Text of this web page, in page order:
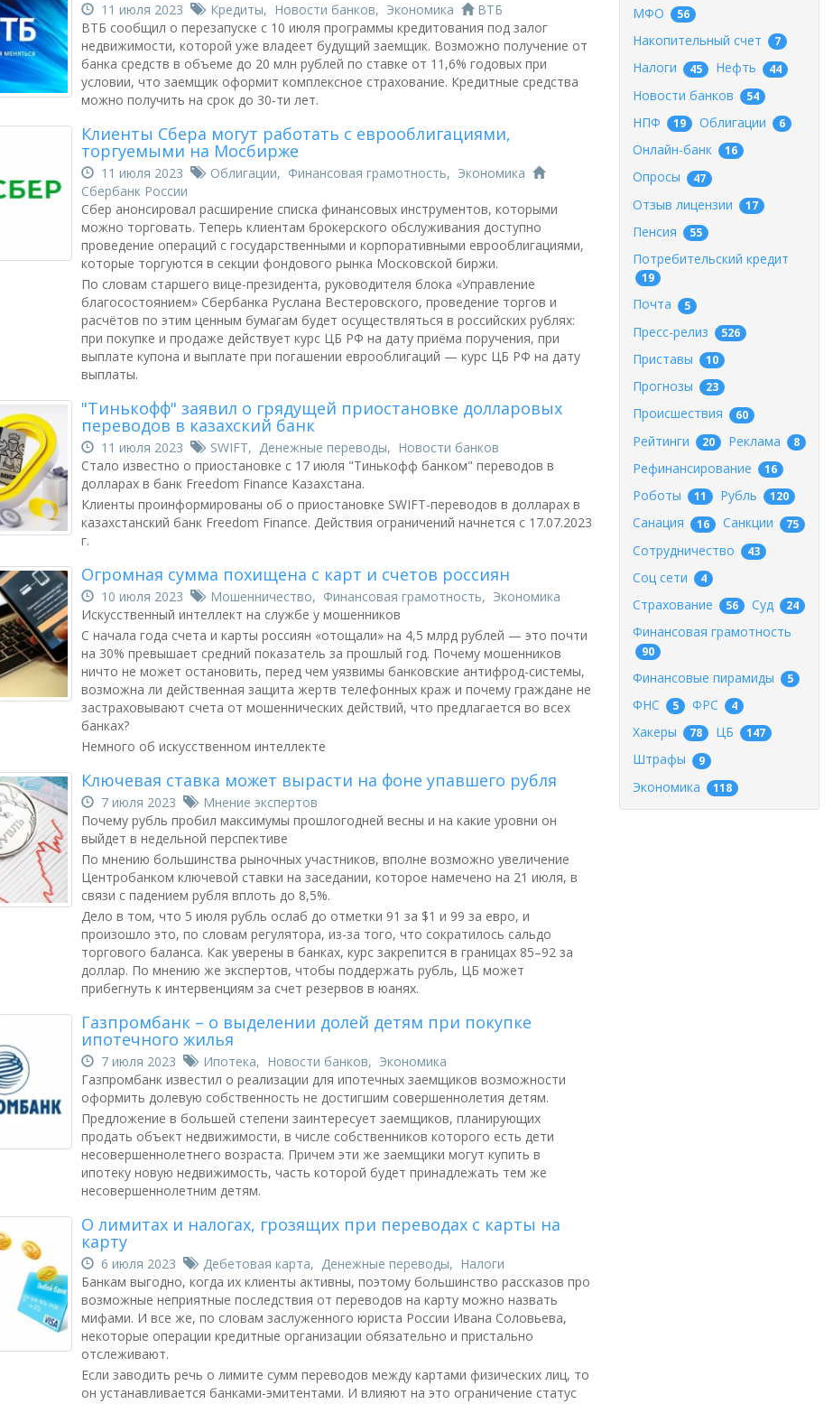
11 июля 2023 Кредиты, Новости банков, Экономика
ВТБ
ВТБ сообщил о перезапуске с 10 июля программы кредитования под залог
недвижимости, которой уже владеет будущий заемщик. Возможно получение от
банка средств в объеме до 20 млн рублей по ставке от 11,6% годовых при
условии, что заемщик оформит комплексное страхование. Кредитные средства
можно получить на срок до 30-ти лет.
Клиенты Сбера могут работать с еврооблигациями,
торгуемыми на Мосбирже
11 июля 2023 Облигации, Финансовая грамотность, Экономика
Сбербанк России
Сбер анонсировал расширение списка финансовых инструментов, которыми
можно торговать. Теперь клиентам брокерского обслуживания доступно
проведение операций с государственными и корпоративными еврооблигациями,
которые торгуются в секции фондового рынка Московской биржи.
По словам старшего вице-президента, руководителя блока «Управление
благосостоянием» Сбербанка Руслана Вестеровского, проведение торгов и
расчётов по этим ценным бумагам будет осуществляться в российских рублях:
при покупке и продаже действует курс ЦБ РФ на дату приёма поручения, при
выплате купона и выплате при погашении еврооблигаций — курс ЦБ РФ на дату
выплаты.
"Тинькофф" заявил о грядущей приостановке долларовых
переводов в казахский банк
11 июля 2023 SWIFT, Денежные переводы, Новости банков
Стало известно о приостановке с 17 июля "Тинькофф банком" переводов в
долларах в банк Freedom Finance Казахстана.
Клиенты проинформированы об о приостановке SWIFT-переводов в долларах в
казахстанский банк Freedom Finance. Действия ограничений начнется с 17.07.2023
г.
Огромная сумма похищена с карт и счетов россиян
10 июля 2023 Мошенничество, Финансовая грамотность, Экономика
Искусственный интеллект на службе у мошенников
С начала года счета и карты россиян «отощали» на 4,5 млрд рублей — это почти
на 30% превышает средний показатель за прошлый год. Почему мошенников
ничто не может остановить, перед чем уязвимы банковские антифрод-системы,
возможна ли действенная защита жертв телефонных краж и почему граждане не
застраховывают счета от мошеннических действий, что предлагается во всех
банках?
Немного об искусственном интеллекте
Ключевая ставка может вырасти на фоне упавшего рубля
7 июля 2023
Мнение экспертов
Почему рубль пробил максимумы прошлогодней весны и на какие уровни он
выйдет в недельной перспективе
По мнению большинства рыночных участников, вполне возможно увеличение
Центробанком ключевой ставки на заседании, которое намечено на 21 июля, в
связи с падением рубля вплоть до 8,5%.
Дело в том, что 5 июля рубль ослаб до отметки 91 за $1 и 99 за евро, и
произошло это, по словам регулятора, из-за того, что сократилось сальдо
торгового баланса. Как уверены в банках, курс закрепится в границах 85–92 за
доллар. По мнению же экспертов, чтобы поддержать рубль, ЦБ может
прибегнуть к интервенциям за счет резервов в юанях.
Газпромбанк – о выделении долей детям при покупке
ипотечного жилья
7 июля 2023 Ипотека, Новости банков, Экономика
Газпромбанк известил о реализации для ипотечных заемщиков возможности
оформить долевую собственность не достигшим совершеннолетия детям.
Предложение в большей степени заинтересует заемщиков, планирующих
продать объект недвижимости, в числе собственников которого есть дети
несовершеннолетнего возраста. Причем эти же заемщики могут купить в
ипотеку новую недвижимость, часть которой будет принадлежать тем же
несовершеннолетним детям.
О лимитах и налогах, грозящих при переводах с карты на
карту
6 июля 2023 Дебетовая карта, Денежные переводы, Налоги
Банкам выгодно, когда их клиенты активны, поэтому большинство рассказов про
возможные неприятные последствия от переводов на карту можно назвать
мифами. И все же, по словам заслуженного юриста России Ивана Соловьева,
некоторые операции кредитные организации обязательно и пристально
отслеживают.
Если заводить речь о лимите сумм переводов между картами физических лиц, то
он устанавливается банками-эмитентами. И влияют на это ограничение статус
МФО 56
Накопительный счет 7
Налоги 45 Нефть 44
Новости банков 54
НПФ 19 Облигации 6
Онлайн-банк 16
Опросы 47
Отзыв лицензии 17
Пенсия 55
Потребительский кредит
19
Почта 5
Пресс-релиз 526
Приставы 10
Прогнозы 23
Происшествия 60
Рейтинги 20 Реклама 8
Рефинансирование 16
Роботы 11 Рубль 120
Санация 16 Санкции 75
Сотрудничество 43
Соц сети 4
Страхование 56 Суд 24
Финансовая грамотность
90
Финансовые пирамиды 5
ФНС 5 ФРС 4
Хакеры 78 ЦБ 147
Штрафы 9
Экономика 118